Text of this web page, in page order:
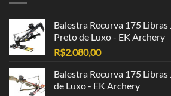
Balestra Recurva 175 Libras
Preto de Luxo - EK Archery
R$2.080,00
Balestra Recurva 175 Libras
de Luxo - EK Archery